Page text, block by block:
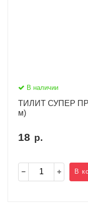
В наличии
ТИЛИТ СУПЕР
м)
18 р.
В